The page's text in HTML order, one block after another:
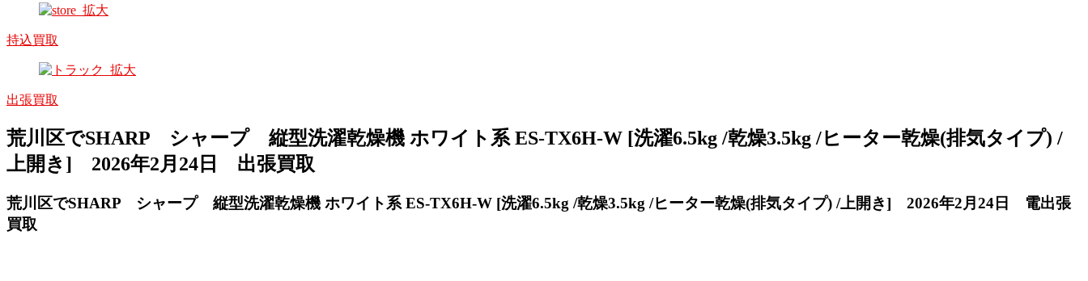
持込買取
出張買取
荒川区でSHARP シャープ 縦型洗濯乾燥機 ホワイト系 ES-TX6H-W [洗濯6.5kg /乾燥3.5kg /ヒーター乾燥(排気タイプ) /
上開き] 2026年2月24日 出張買取
荒川区でSHARP シャープ 縦型洗濯乾燥機 ホワイト系 ES-TX6H-W [洗濯6.5kg /乾燥3.5kg /ヒーター乾燥(排気タイプ) /上開き] 2026年2月24日 電出張
買取